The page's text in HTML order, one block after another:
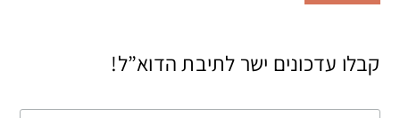
קבלו עדכונים ישר לתיבת הדוא”ל!